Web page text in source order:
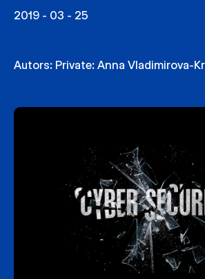
2019 - 03 - 25
Autors: Private: Anna Vladimirova-